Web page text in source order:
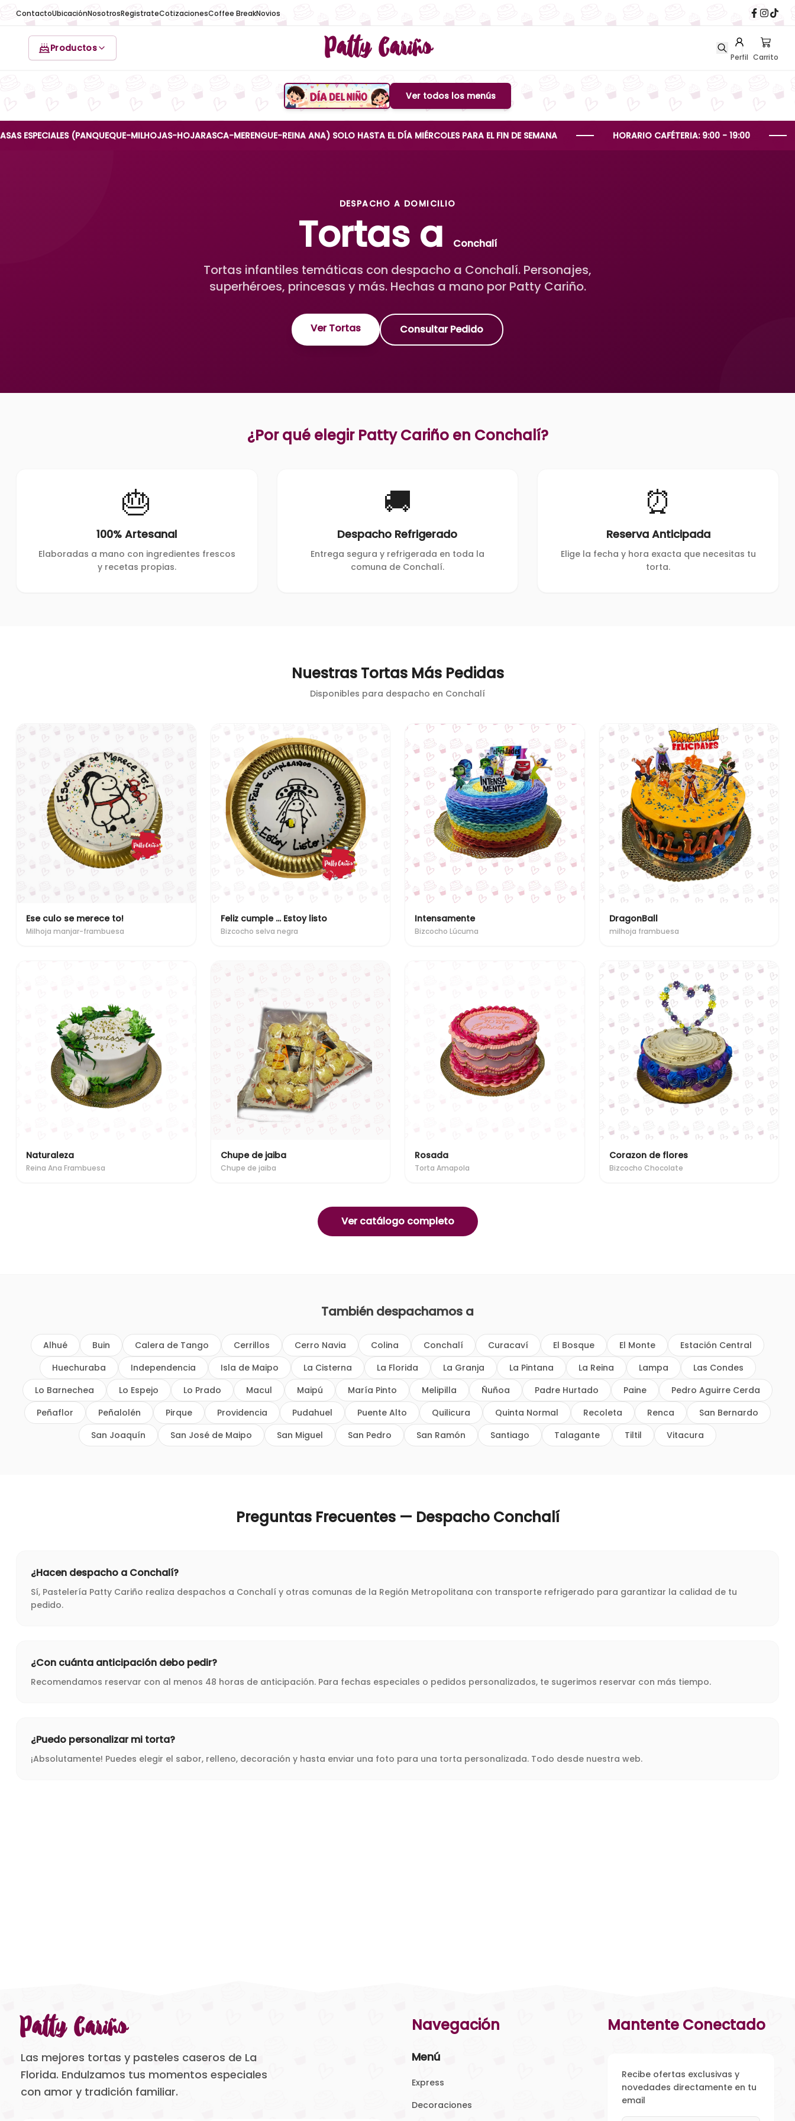
ContactoUbicaciónNosotrosRegistrateCotizacionesCoffee BreakNovios
Productos Patty Cariño Perfil Carrito
Boton de menuVer todos los menús
(PANQUEQUE-MILHOJAS-HOJARASCA-MERENGUE-REINA ANA) SOLO HASTA EL DÍA MIÉRCOLES PARA EL FIN DE SEMANA HORARIO CAFÉTERIA: 9:00 - 19:00
DESPACHO A DOMICILIO
Tortas a Conchalí
Tortas infantiles temáticas con despacho a Conchalí. Personajes,
superhéroes, princesas y más. Hechas a mano por Patty Cariño.
Ver Tortas Consultar Pedido
¿Por qué elegir Patty Cariño en Conchalí?
🎂
100% Artesanal
Elaboradas a mano con ingredientes frescos
y recetas propias.
🚚
Despacho Refrigerado
Entrega segura y refrigerada en toda la
comuna de Conchalí.
⏰
Reserva Anticipada
Elige la fecha y hora exacta que necesitas tu
torta.
Nuestras Tortas Más Pedidas
Disponibles para despacho en Conchalí
Ese culo se merece to!
Milhoja manjar-frambuesa
Feliz cumple ... Estoy listo
Bizcocho selva negra
Intensamente
Bizcocho Lúcuma
DragonBall
milhoja frambuesa
Naturaleza
Reina Ana Frambuesa
Chupe de jaiba
Chupe de jaiba
Rosada
Torta Amapola
Corazon de flores
Bizcocho Chocolate
Ver catálogo completo
También despachamos a
Alhué Buin Calera de Tango Cerrillos Cerro Navia Colina Conchalí Curacaví El Bosque El Monte
Estación Central
Huechuraba
Independencia Isla de Maipo La Cisterna La Florida La Granja La Pintana La Reina Lampa
Las Condes
Lo Barnechea
Lo Espejo Lo Prado Macul Maipú María Pinto Melipilla Ñuñoa Padre Hurtado Paine
Pedro Aguirre Cerda
Peñaflor
Peñalolén Pirque Providencia Pudahuel Puente Alto Quilicura Quinta Normal Recoleta Renca
San Bernardo
San Joaquín
San José de Maipo San Miguel San Pedro San Ramón Santiago Talagante Tiltil Vitacura
Preguntas Frecuentes — Despacho Conchalí
¿Hacen despacho a Conchalí?
Sí, Pastelería Patty Cariño realiza despachos a Conchalí y otras comunas de la Región Metropolitana con transporte refrigerado para garantizar la calidad de tu
pedido.
¿Con cuánta anticipación debo pedir?
Recomendamos reservar con al menos 48 horas de anticipación. Para fechas especiales o pedidos personalizados, te sugerimos reservar con más tiempo.
¿Puedo personalizar mi torta?
¡Absolutamente! Puedes elegir el sabor, relleno, decoración y hasta enviar una foto para una torta personalizada. Todo desde nuestra web.
Patty Cariño
Las mejores tortas y pasteles caseros de La
Florida. Endulzamos tus momentos especiales
con amor y tradición familiar.
Navegación
Menú
Express
Decoraciones
Mantente Conectado
Recibe ofertas exclusivas y
novedades directamente en tu
email